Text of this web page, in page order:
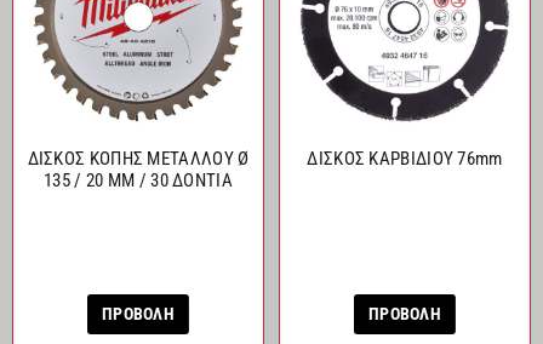
ΔΙΣΚΟΣ ΚΟΠΗΣ ΜΕΤΑΛΛΟΥ Ø
135 / 20 MM / 30 ΔΟΝΤΙΑ
ΠΡΟΒΟΛΗ
ΔΙΣΚΟΣ ΚΑΡΒΙΔΙΟΥ 76mm
ΠΡΟΒΟΛΗ